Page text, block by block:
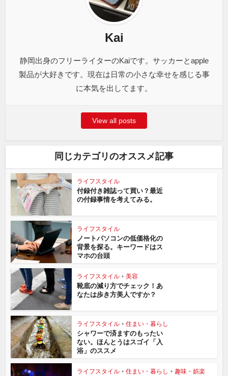
Kai
静岡出身のフリーライターのKaiです。サッカーとapple
製品が大好きです。現在は日常の小さな幸せを感じる事
に本気を出してます。
View all posts
同じカテゴリのオススメ記事
ライフスタイル
付録付き雑誌って買い？最近
の付録事情を考えてみる。
ライフスタイル
ノートパソコンの低価格化の
背景を探る。キーワードはス
マホの台頭
ライフスタイル • 美容
靴底の減り方でチェック！あ
なたは歩き方美人ですか？
ライフスタイル • 住まい・暮らし
シャワーで済ますのもったい
ない。ほんとうはスゴイ「入
浴」のススメ
ライフスタイル • 住まい・暮らし • 趣味・娯楽